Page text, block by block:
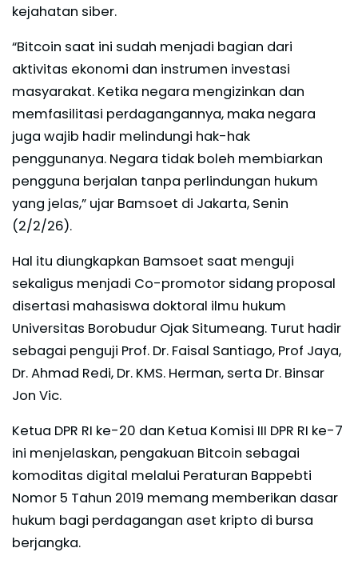
kejahatan siber.
“Bitcoin saat ini sudah menjadi bagian dari
aktivitas ekonomi dan instrumen investasi
masyarakat. Ketika negara mengizinkan dan
memfasilitasi perdagangannya, maka negara
juga wajib hadir melindungi hak-hak
penggunanya. Negara tidak boleh membiarkan
pengguna berjalan tanpa perlindungan hukum
yang jelas,” ujar Bamsoet di Jakarta, Senin
(2/2/26).
Hal itu diungkapkan Bamsoet saat menguji
sekaligus menjadi Co-promotor sidang proposal
disertasi mahasiswa doktoral ilmu hukum
Universitas Borobudur Ojak Situmeang. Turut hadir
sebagai penguji Prof. Dr. Faisal Santiago, Prof Jaya,
Dr. Ahmad Redi, Dr. KMS. Herman, serta Dr. Binsar
Jon Vic.
Ketua DPR RI ke-20 dan Ketua Komisi III DPR RI ke-7
ini menjelaskan, pengakuan Bitcoin sebagai
komoditas digital melalui Peraturan Bappebti
Nomor 5 Tahun 2019 memang memberikan dasar
hukum bagi perdagangan aset kripto di bursa
berjangka.